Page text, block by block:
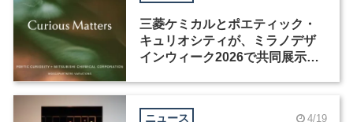
三菱ケミカルとポエティック・
キュリオシティが、ミラノデザ
インウィーク2026で共同展示を
ニュース 4/19